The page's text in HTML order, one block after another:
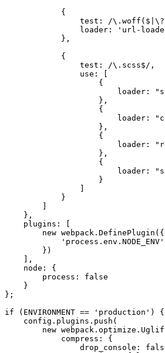
            {
test: /
loader: 'url-
            },
            {
                test: /\.scss$/,
                use: [
                    {
loader:
                    },
                    {
loader:
                    },
                    {
loader:
                    },
                    {
loader:
                    }
            }
    },
    plugins: [
        new webpack.DefinePlugin({
        })
    ],
    node: {
        process: false
    }
};
if (ENVIRONMENT == 'production') {
    config.plugins.push(
new
            compress: {
drop_console: